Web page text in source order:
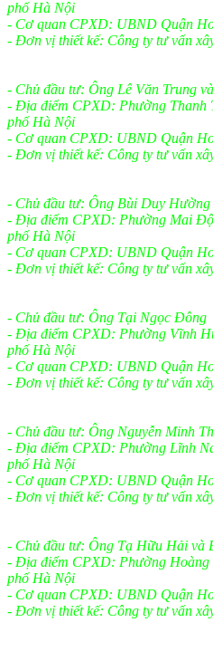
phố Hà Nội
- Cơ quan CPXD: UBND Quận
- Đơn vị thiết kế: Công ty tư vấn
- Chủ đầu tư: Ông Lê Văn Trung
- Địa điểm CPXD: Phường Thanh
phố Hà Nội
- Cơ quan CPXD: UBND Quận
- Đơn vị thiết kế: Công ty tư vấn
- Chủ đầu tư: Ông Bùi Duy
- Địa điểm CPXD: Phường Mai
phố Hà Nội
- Cơ quan CPXD: UBND Quận
- Đơn vị thiết kế: Công ty tư vấn
- Chủ đầu tư: Ông Tại Ngọc Đông
- Địa điểm CPXD: Phường Vĩnh
phố Hà Nội
- Cơ quan CPXD: UBND Quận
- Đơn vị thiết kế: Công ty tư vấn
- Chủ đầu tư: Ông Nguyễn Minh
- Địa điểm CPXD: Phường Lĩnh
phố Hà Nội
- Cơ quan CPXD: UBND Quận
- Đơn vị thiết kế: Công ty tư vấn
- Chủ đầu tư: Ông Tạ Hữu Hải và
- Địa điểm CPXD: Phường
phố Hà Nội
- Cơ quan CPXD: UBND Quận
- Đơn vị thiết kế: Công ty tư vấn